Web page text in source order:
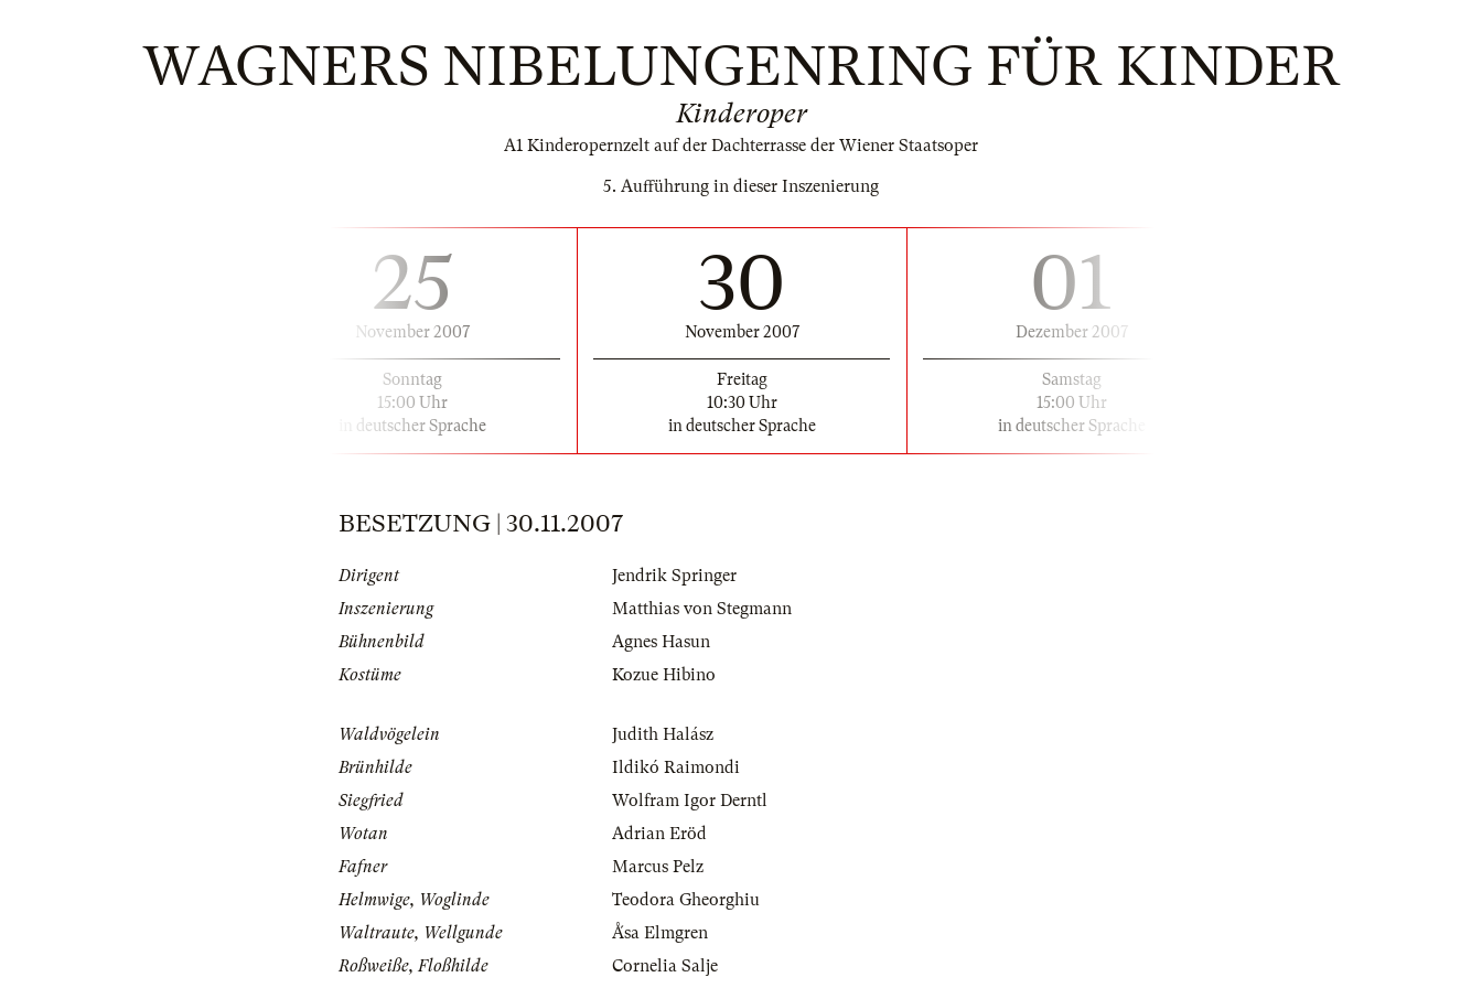
WAGNERS NIBELUNGENRING FÜR KINDER
Kinderoper
A1 Kinderopernzelt auf der Dachterrasse der Wiener Staatsoper
5. Aufführung in dieser Inszenierung
25
November 2007
Sonntag
15:00 Uhr
in deutscher Sprache
30
November 2007
Freitag
10:30 Uhr
in deutscher Sprache
01
Dezember 2007
Samstag
15:00 Uhr
in deutscher Sprache
BESETZUNG | 30.11.2007
Dirigent
Jendrik Springer
Inszenierung
Matthias von Stegmann
Bühnenbild
Agnes Hasun
Kostüme
Kozue Hibino
Waldvögelein
Judith Halász
Brünhilde
Ildikó Raimondi
Siegfried
Wolfram Igor Derntl
Wotan
Adrian Eröd
Fafner
Marcus Pelz
Helmwige, Woglinde
Teodora Gheorghiu
Waltraute, Wellgunde
Ǻsa Elmgren
Roßweiße, Floßhilde
Cornelia Salje